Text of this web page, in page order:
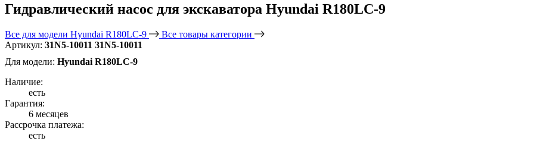
Гидравлический насос для экскаватора Hyundai R180LC-9
Все для модели Hyundai R180LC-9
Все товары категории
Артикул: 31N5-10011 31N5-10011
Для модели: Hyundai R180LC-9
Наличие:
есть
Гарантия:
6 месяцев
Рассрочка платежа:
есть